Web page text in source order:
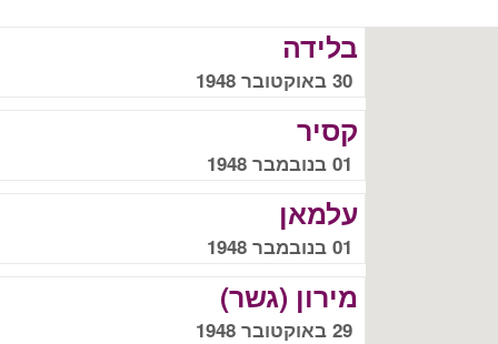
בלידה
30 באוקטובר 1948
קסיר
01 בנובמבר 1948
עלמאן
01 בנובמבר 1948
מירון (גשר)
29 באוקטובר 1948